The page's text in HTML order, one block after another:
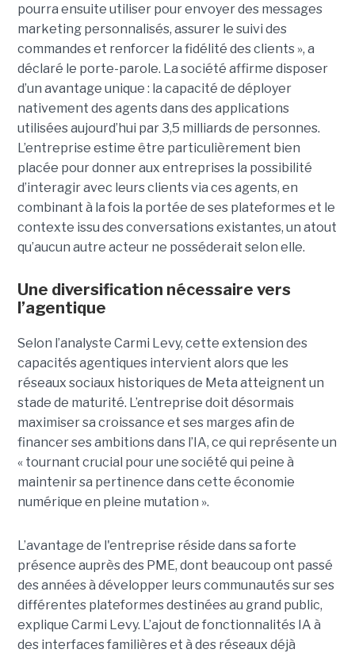
pourra ensuite utiliser pour envoyer des messages
marketing personnalisés, assurer le suivi des
commandes et renforcer la fidélité des clients », a
déclaré le porte-parole. La société affirme disposer
d’un avantage unique : la capacité de déployer
nativement des agents dans des applications
utilisées aujourd’hui par 3,5 milliards de personnes.
L’entreprise estime être particulièrement bien
placée pour donner aux entreprises la possibilité
d’interagir avec leurs clients via ces agents, en
combinant à la fois la portée de ses plateformes et le
contexte issu des conversations existantes, un atout
qu’aucun autre acteur ne posséderait selon elle.
Une diversification nécessaire vers
l’agentique
Selon l’analyste Carmi Levy, cette extension des
capacités agentiques intervient alors que les
réseaux sociaux historiques de Meta atteignent un
stade de maturité. L’entreprise doit désormais
maximiser sa croissance et ses marges afin de
financer ses ambitions dans l’IA, ce qui représente un
« tournant crucial pour une société qui peine à
maintenir sa pertinence dans cette économie
numérique en pleine mutation ».
L’avantage de l'entreprise réside dans sa forte
présence auprès des PME, dont beaucoup ont passé
des années à développer leurs communautés sur ses
différentes plateformes destinées au grand public,
explique Carmi Levy. L’ajout de fonctionnalités IA à
des interfaces familières et à des réseaux déjà